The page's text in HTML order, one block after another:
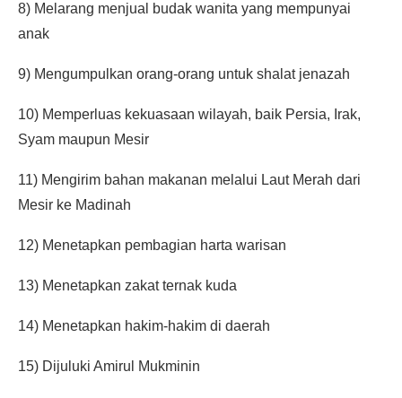
8) Melarang menjual budak wanita yang mempunyai
anak
9) Mengumpulkan orang-orang untuk shalat jenazah
10) Memperluas kekuasaan wilayah, baik Persia, Irak,
Syam maupun Mesir
11) Mengirim bahan makanan melalui Laut Merah dari
Mesir ke Madinah
12) Menetapkan pembagian harta warisan
13) Menetapkan zakat ternak kuda
14) Menetapkan hakim-hakim di daerah
15) Dijuluki Amirul Mukminin